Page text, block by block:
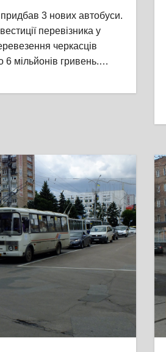
3 нових автобуси.
перевізника у
черкасців
6 мільйонів гривень.…